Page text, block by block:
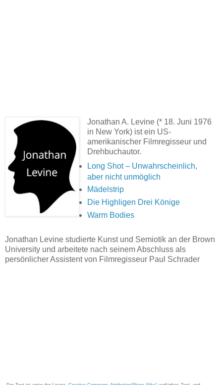
Jonathan A. Levine (* 18. Juni 1976
in New York) ist ein US-
amerikanischer Filmregisseur und
Drehbuchautor.
Long Shot – Unwahrscheinlich,
aber nicht unmöglich
Mädelstrip
Die Highligen Drei Könige
Warm Bodies
Jonathan Levine studierte Kunst und Semiotik an der Brown
University und arbeitete nach seinem Abschluss als
persönlicher Assistent von Filmregisseur Paul Schrader